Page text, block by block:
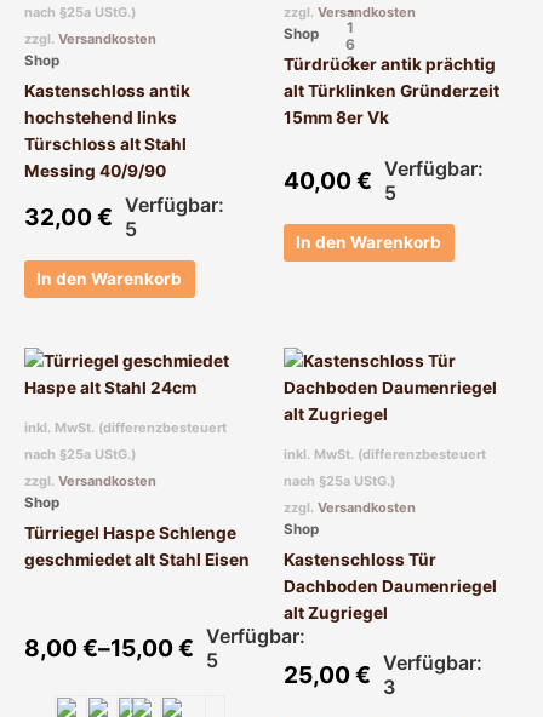
-
1
6
3
nach §25a UStG.)
zzgl. Versandkosten
Shop
Kastenschloss antik
hochstehend links
Türschloss alt Stahl
Messing 40/9/90
32,00€ Verfügbar:
5
In den Warenkorb
zzgl. Versandkosten
Shop
Türdrücker antik prächtig
alt Türklinken Gründerzeit
15mm 8er Vk
40,00€ Verfügbar:
5
In den Warenkorb
inkl. MwSt. (differenzbesteuert
nach §25a UStG.)
zzgl. Versandkosten
Shop
Türriegel Haspe Schlenge
geschmiedet alt Stahl Eisen
8,00€–15,00€ Verfügbar:
5
Dieses
Produkt
Varianten
auf.
Optionen
können
Produktseite
werden
inkl. MwSt. (differenzbesteuert
nach §25a UStG.)
zzgl. Versandkosten
Shop
Kastenschloss Tür
Dachboden Daumenriegel
alt Zugriegel
25,00€ Verfügbar:
3